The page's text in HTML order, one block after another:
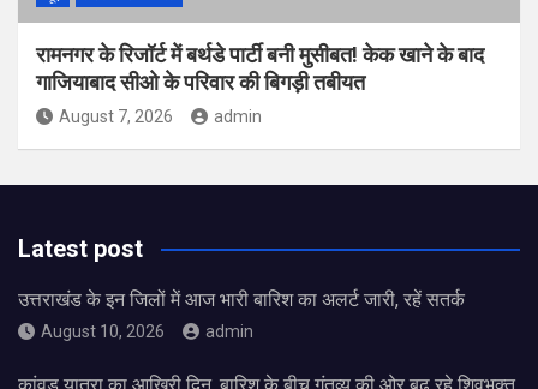
रामनगर के रिजॉर्ट में बर्थडे पार्टी बनी मुसीबत! केक खाने के बाद
गाजियाबाद सीओ के परिवार की बिगड़ी तबीयत
August 7, 2026 admin
Latest post
उत्तराखंड के इन जिलों में आज भारी बारिश का अलर्ट जारी, रहें सतर्क
August 10, 2026 admin